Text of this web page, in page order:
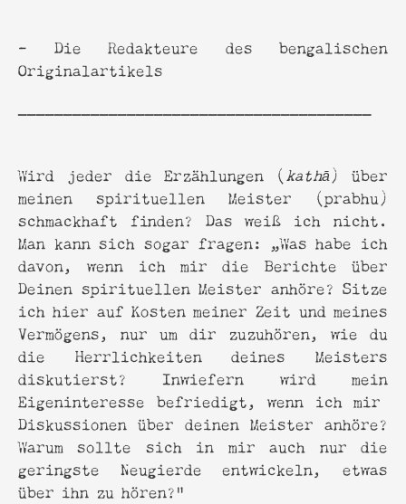
- Die Redakteure des bengalischen
Originalartikels
Wird jeder die Erzählungen ( kathā) über
meinen spirituellen Meister (prabhu)
schmackhaft finden? Das weiß ich nicht.
Man kann sich sogar fragen: „Was habe ich
davon, wenn ich mir die Berichte über
Deinen spirituellen Meister anhöre? Sitze
ich hier auf Kosten meiner Zeit und meines
Vermögens, nur um dir zuzuhören, wie du
die Herrlichkeiten deines Meisters
diskutierst? Inwiefern wird mein
Eigeninteresse befriedigt, wenn ich mir
Diskussionen über deinen Meister anhöre?
Warum sollte sich in mir auch nur die
geringste Neugierde entwickeln, etwas
über ihn zu hören?"